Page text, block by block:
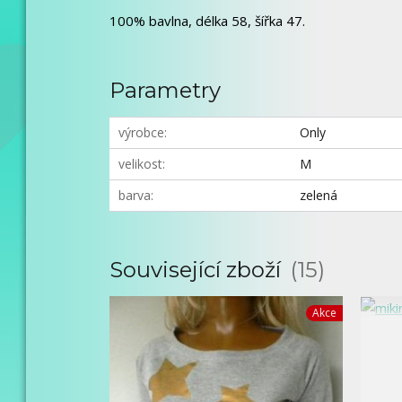
100% bavlna, délka 58, šířka 47.
Parametry
výrobce
Only
velikost
M
barva
zelená
Související zboží 15
Akce